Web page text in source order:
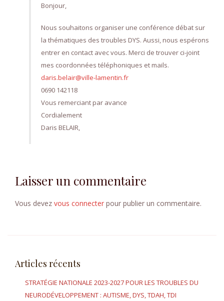
Bonjour,
Nous souhaitons organiser une conférence débat sur
la thématiques des troubles DYS. Aussi, nous espérons
entrer en contact avec vous. Merci de trouver ci-joint
mes coordonnées téléphoniques et mails.
daris.belair@ville-lamentin.fr
0690 142118
Vous remerciant par avance
Cordialement
Daris BELAIR,
Laisser un commentaire
Vous devez vous connecter pour publier un commentaire.
Articles récents
STRATÉGIE NATIONALE 2023-2027 POUR LES TROUBLES DU
NEURODÉVELOPPEMENT : AUTISME, DYS, TDAH, TDI